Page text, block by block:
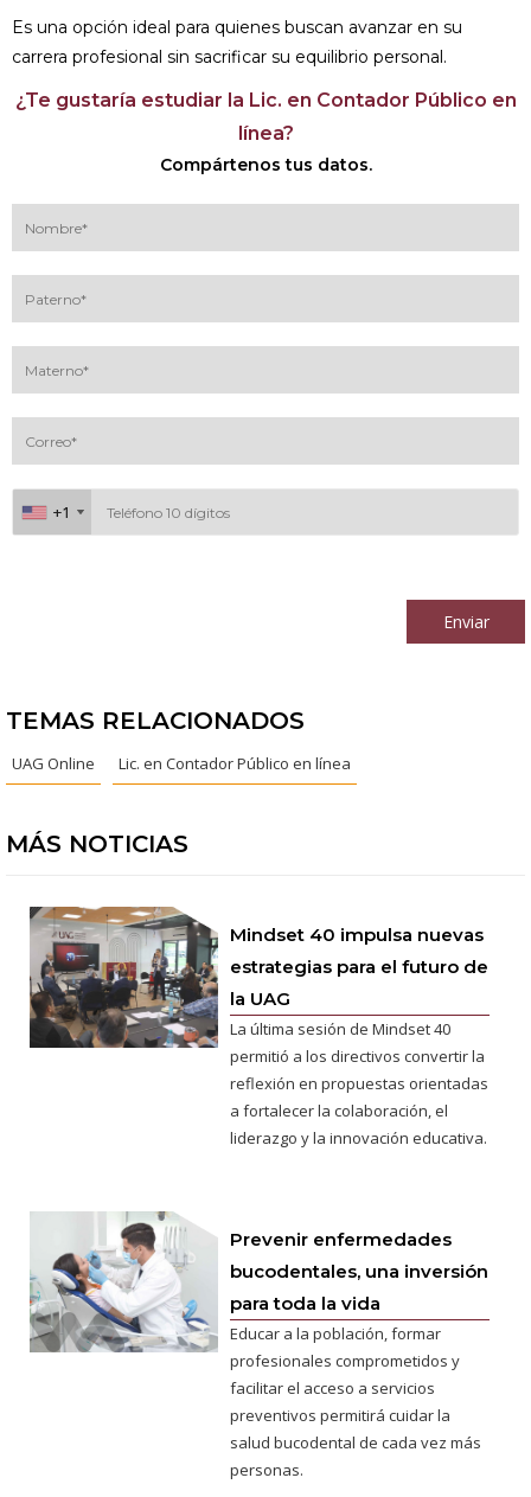
Es una opción ideal para quienes buscan avanzar en su
carrera profesional sin sacrificar su equilibrio personal.
¿Te gustaría estudiar la Lic. en Contador Público en
línea?
Compártenos tus datos.
+1
+1
Enviar
TEMAS RELACIONADOS
UAG Online Lic. en Contador Público en línea
MÁS NOTICIAS
Mindset 40 impulsa nuevas
estrategias para el futuro de
la UAG
La última sesión de Mindset 40
permitió a los directivos convertir la
reflexión en propuestas orientadas
a fortalecer la colaboración, el
liderazgo y la innovación educativa.
Prevenir enfermedades
bucodentales, una inversión
para toda la vida
Educar a la población, formar
profesionales comprometidos y
facilitar el acceso a servicios
preventivos permitirá cuidar la
salud bucodental de cada vez más
personas.